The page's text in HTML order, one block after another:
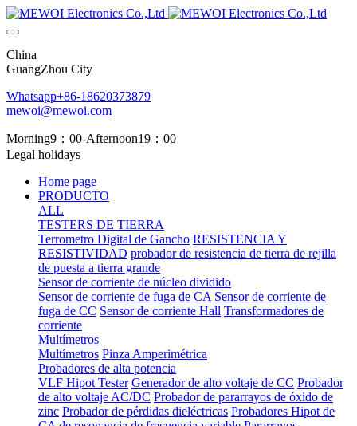
China
GuangZhou City
Whatsapp+86-18620373879
mewoi@mewoi.com
Morning9：00-Afternoon19：00
Legal holidays
Home page
PRODUCTO
ALL
TESTERS DE TIERRA
Terrometro Digital de Gancho RESISTENCIA Y
RESISTIVIDAD probador de resistencia de tierra de rejilla
de puesta a tierra grande
Sensor de corriente de núcleo dividido
Sensor de corriente de fuga de CA Sensor de corriente de
fuga de CC Sensor de corriente Hall Transformadores de
corriente
Multímetros
Multímetros Pinza Amperimétrica
Probadores de alta potencia
VLF Hipot Tester Generador de alto voltaje de CC Probador
de alto voltaje AC/DC Probador de pararrayos de óxido de
zinc Probador de pérdidas dieléctricas Probadores Hipot de